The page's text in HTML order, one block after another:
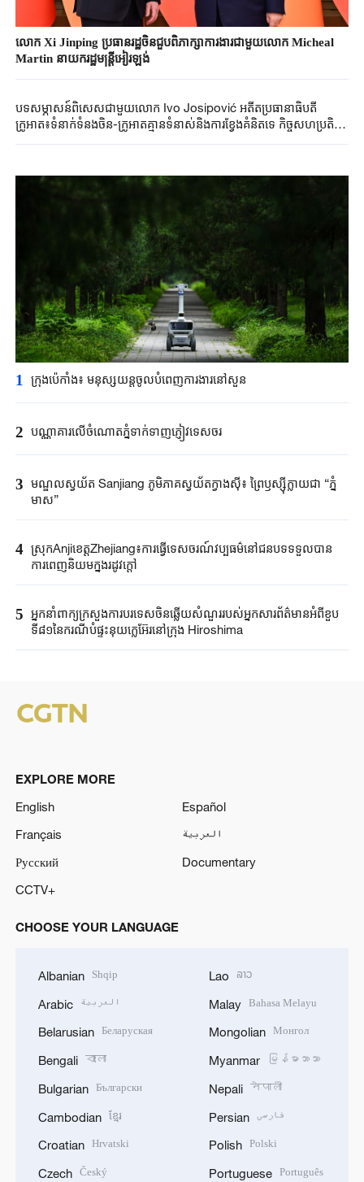
លោក Xi Jinping ប្រធានរដ្ឋចិនជួបពិភាក្សាការងារជាមួយលោក Micheal
Martin នាយករដ្ឋមន្រ្ដីអៀរឡង់
បទសម្ភាសន៍ពិសេសជាមួយលោក Ivo Josipović អតីតប្រធានាធិបតី
ក្រូអាត៖ទំនាក់ទំនងចិន-ក្រូអាតគ្មានទំនាស់និងការខ្វែងគំនិតទេ កិច្ចសហប្រតិបត្តិ
1 ក្រុងប៉េកាំង​៖ មនុស្សយន្ត​ចូលបំពេញ​ការងារនៅសួន​​
2 បណ្ណាគារលើចំណោតភ្នំទាក់ទាញភ្ញៀវទេសចរ
3 មណ្ឌលស្វយ័ត Sanjiang ភូមិភាគស្វយ័តក្វាងស៊ី៖ ព្រៃឫស្ស៊ីក្លាយជា “ភ្នំ
មាស”
4 ស្រុកAnjiខេត្តZhejiang៖ការធ្វើទេសចរណ៍វប្បធម៌នៅជនបទទទួលបាន
ការពេញនិយមក្នុងរដូវក្តៅ
5 អ្នកនាំពាក្យ​ក្រសួងការបរទេស​ចិនឆ្លើយសំណួរ​របស់​អ្នកសារព័ត៌មាន​អំពីខួប​
ទី៨១នៃ​ករណី​បំផ្ទុះនុយក្លេអ៊ែរ​នៅក្រុង ​Hiroshima ​
EXPLORE MORE
English
Español
Français
العربية
Русский
Documentary
CCTV+
CHOOSE YOUR LANGUAGE
Albanian Shqip
Arabic العربية
Belarusian Беларуская
Bengali বাংলা
Bulgarian Български
Cambodian ខ្មែរ
Croatian Hrvatski
Czech Český
Lao ລາວ
Malay Bahasa Melayu
Mongolian Монгол
Myanmar မြန်မာဘာသာ
Nepali नेपाली
Persian فارسی
Polish Polski
Portuguese Português